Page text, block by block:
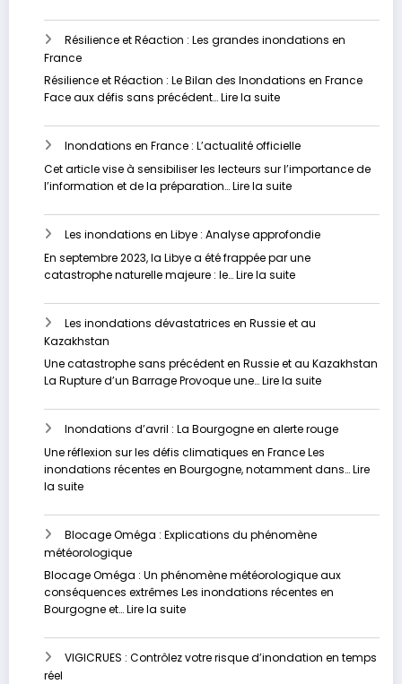
estimé
un
Avenir
Sûr
:
Innovantes
pour
les
Inondations
Résilience et Réaction : Les grandes inondations en
France
Résilience et Réaction : Le Bilan des Inondations en France
Face aux défis sans précédent…Lire la suite:
et
Réaction
:
Les
inondations
en
Inondations en France : L’actualité officielle
Cet article vise à sensibiliser les lecteurs sur l’importance de
l’information et de la préparation…Lire la suite:
en
France
:
L’actualité
Les inondations en Libye : Analyse approfondie
En septembre 2023, la Libye a été frappée par une
catastrophe naturelle majeure : le…Lire la suite:
inondations
en
:
Analyse
Les inondations dévastatrices en Russie et au
Kazakhstan
Une catastrophe sans précédent en Russie et au Kazakhstan
La Rupture d’un Barrage Provoque une…Lire la suite:
inondations
dévastatrices
en
Russie
Kazakhstan
Inondations d’avril : La Bourgogne en alerte rouge
Une réflexion sur les défis climatiques en France Les
inondations récentes en Bourgogne, notamment dans…Lire
la suite:
d’avril
:
La
Bourgogne
en
alerte
Blocage Oméga : Explications du phénomène
météorologique
Blocage Oméga : Un phénomène météorologique aux
conséquences extrêmes Les inondations récentes en
Bourgogne et…Lire la suite:
Oméga
:
VIGICRUES : Contrôlez votre risque d’inondation en temps
réel